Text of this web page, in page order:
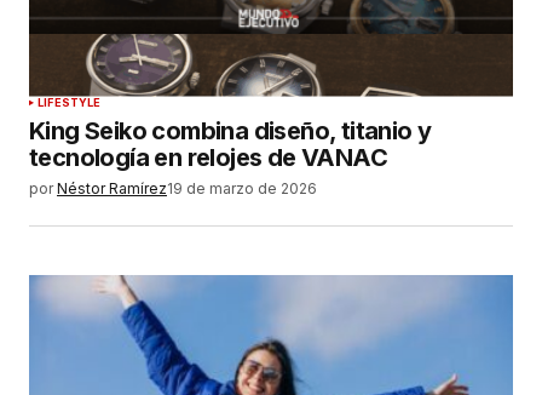
LIFESTYLE
King Seiko combina diseño, titanio y
tecnología en relojes de VANAC
por Néstor Ramírez19 de marzo de 2026